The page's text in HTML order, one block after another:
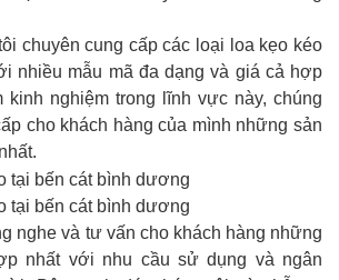
chuyên cung cấp các loại loa kẹo kéo
nhiều mẫu mã đa dạng và giá cả hợp
kinh nghiệm trong lĩnh vực này, chúng
cho khách hàng của mình những sản
nghe và tư vấn cho khách hàng những
nhất với nhu cầu sử dụng và ngân